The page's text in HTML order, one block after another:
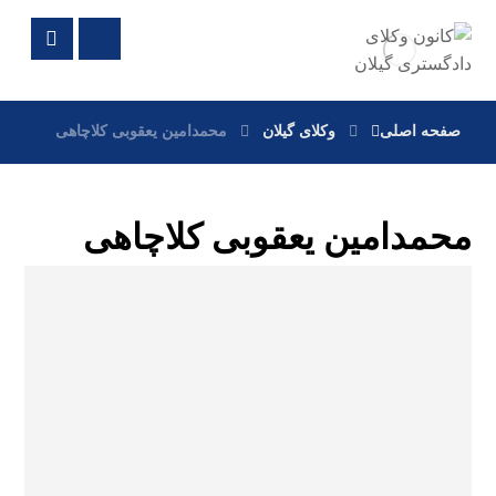
صفحه اصلی وکلای گیلان محمدامین یعقوبی کلاچاهی
محمدامین یعقوبی کلاچاهی